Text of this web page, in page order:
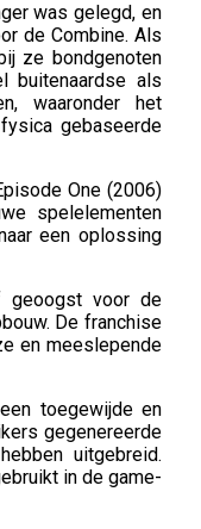
was gelegd, en
de Combine. Als
ze bondgenoten
buitenaardse als
waaronder het
gebaseerde
One (2006)
spelelementen
een oplossing
geoogst voor de
De franchise
en meeslepende
toegewijde en
gegenereerde
uitgebreid.
in de game-